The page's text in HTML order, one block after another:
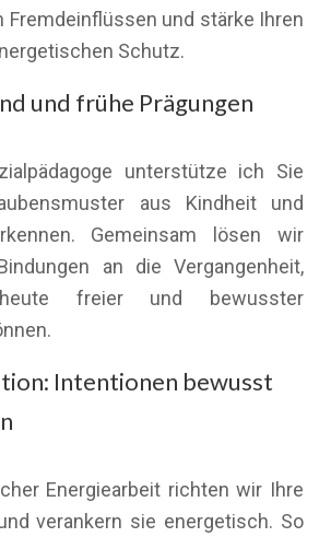
Fremdeinflüssen und stärke Ihren
Schutz.
und frühe Prägungen
unterstütze ich Sie
aus Kindheit und
Gemeinsam lösen wir
an die Vergangenheit,
freier und bewusster
Intentionen bewusst
Energiearbeit richten wir Ihre
verankern sie energetisch. So